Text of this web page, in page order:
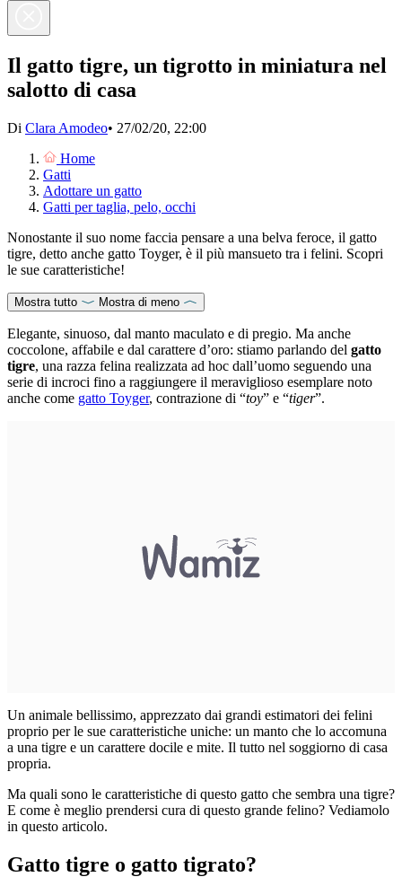
Il gatto tigre, un tigrotto in miniatura nel
salotto di casa
Di Clara Amodeo• 27/02/20, 22:00
Home
Gatti
Adottare un gatto
Gatti per taglia, pelo, occhi
Nonostante il suo nome faccia pensare a una belva feroce, il gatto
tigre, detto anche gatto Toyger, è il più mansueto tra i felini. Scopri
le sue caratteristiche!
Mostra tutto Mostra di meno
Elegante, sinuoso, dal manto maculato e di pregio. Ma anche
coccolone, affabile e dal carattere d’oro: stiamo parlando del gatto
tigre, una razza felina realizzata ad hoc dall’uomo seguendo una
serie di incroci fino a raggiungere il meraviglioso esemplare noto
anche come gatto Toyger, contrazione di “toy” e “tiger”.
Un animale bellissimo, apprezzato dai grandi estimatori dei felini
proprio per le sue caratteristiche uniche: un manto che lo accomuna
a una tigre e un carattere docile e mite. Il tutto nel soggiorno di casa
propria.
Ma quali sono le caratteristiche di questo gatto che sembra una tigre?
E come è meglio prendersi cura di questo grande felino? Vediamolo
in questo articolo.
Gatto tigre o gatto tigrato?